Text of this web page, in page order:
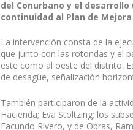
del Conurbano y el
continuidad al Plan de
La intervención consta de la
que junto con las rotondas y el
este como al oeste del distrito.
de desagüe, señalización
También participaron de la
Hacienda; Eva Stoltzing; los
Facundo Rivero, y de Obras,